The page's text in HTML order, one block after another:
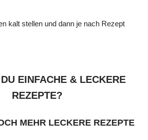
kalt stellen und dann je nach Rezept
EINFACHE & LECKERE
REZEPTE?
MEHR LECKERE REZEPTE